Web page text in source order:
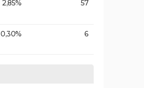
2,85% 57
0,30% 6